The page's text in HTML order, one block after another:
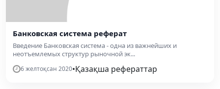
Банковская система реферат
Введение Банковская система - одна из важнейших и
неотъемлемых структур рыночной эк...
6 желтоқсан 2020•Қазақша рефераттар